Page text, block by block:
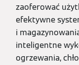
zaoferować
efektywne
i
inteligentne
ogrzewania,